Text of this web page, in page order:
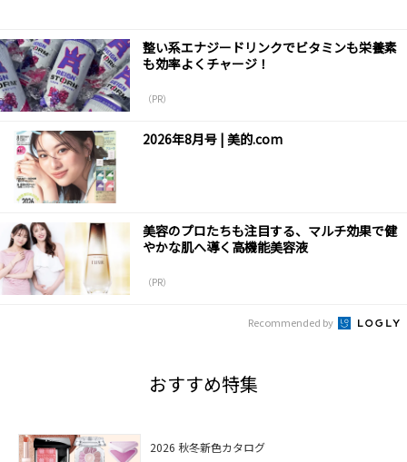
整い系エナジードリンクでビタミンも栄養素
も効率よくチャージ！
（PR）
2026年8月号 | 美的.com
美容のプロたちも注目する、マルチ効果で健
やかな肌へ導く高機能美容液
（PR）
Recommended by
おすすめ特集
2026 秋冬新色カタログ